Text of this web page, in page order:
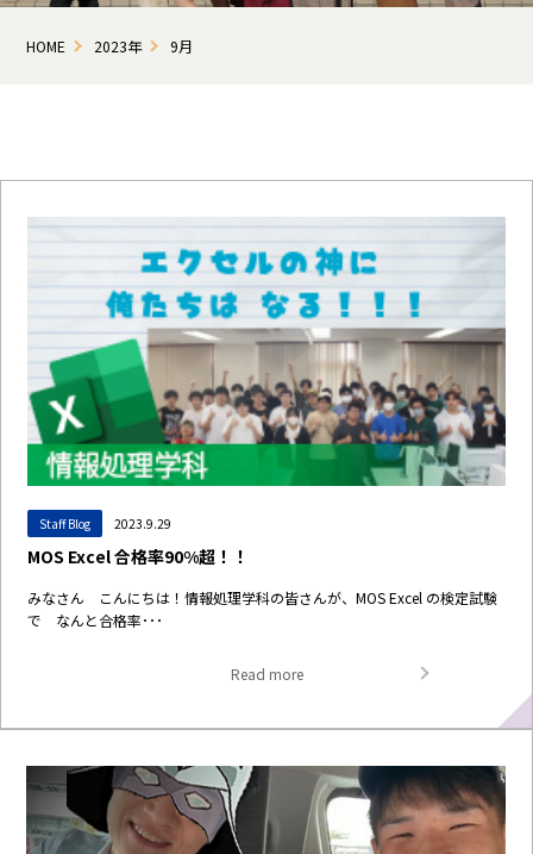
HOME 2023年 9月
Staff Blog 2023.9.29
MOS Excel 合格率90%超！！
みなさん こんにちは！情報処理学科の皆さんが、MOS Excel の検定試験
で なんと合格率･･･
Read more